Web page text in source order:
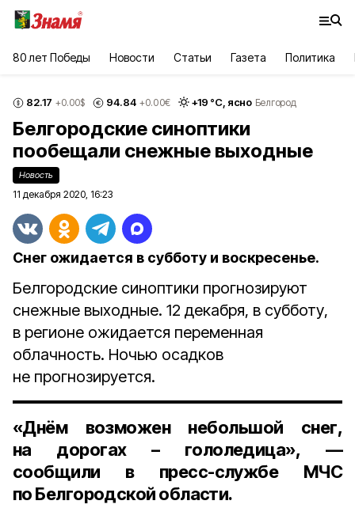
80 лет Победы Новости Статьи Газета Политика
82.17 +0.00$ 94.84 +0.00€ +19 °С, ясно Белгород
Белгородские синоптики
пообещали снежные выходные
Новость
11 декабря 2020, 16:23
Снег ожидается в субботу и воскресенье.
Белгородские синоптики прогнозируют
снежные выходные. 12 декабря, в субботу,
в регионе ожидается переменная
облачность. Ночью осадков
не прогнозируется.
«Днём возможен небольшой снег,
на дорогах – гололедица», —
сообщили в пресс-службе МЧС
по Белгородской области.